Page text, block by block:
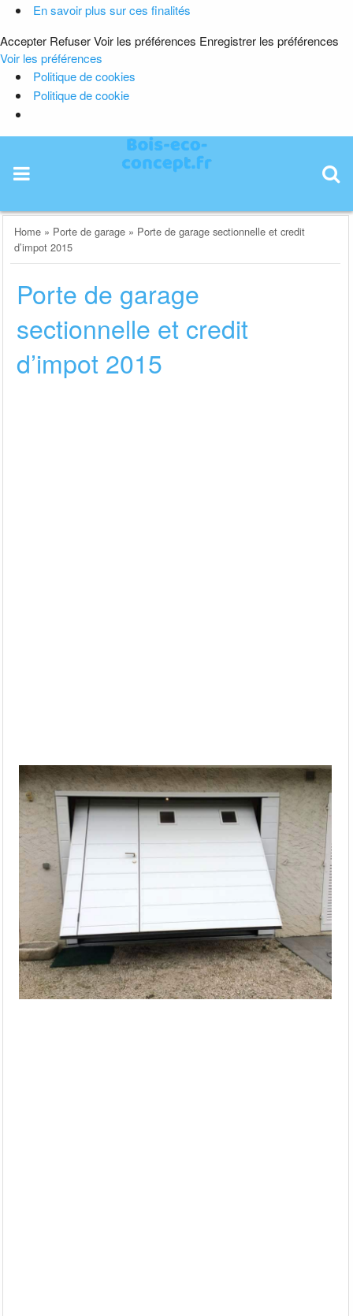
En savoir plus sur ces finalités
Accepter RefuserVoir les préférences Enregistrer les préférences
Voir les préférences
Politique de cookies
Politique de cookie
content
Home » Porte de garage » Porte de garage sectionnelle et credit
d’impot 2015
Porte de garage
sectionnelle et credit
d’impot 2015